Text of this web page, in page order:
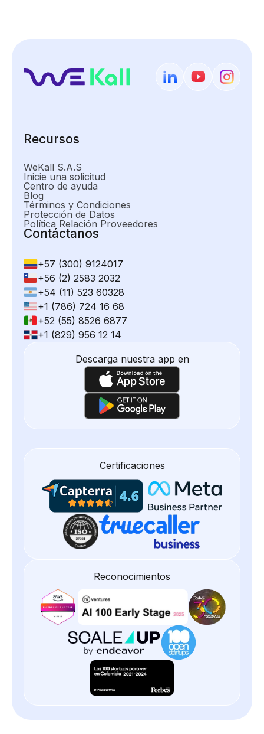
Recursos
WeKall S.A.S
Inicie una solicitud
Centro de ayuda
Blog
Términos y Condiciones
Protección de Datos
Política Relación Proveedores
Contáctanos
+57 (300) 9124017
+56 (2) 2583 2032
+54 (11) 523 60328
+1 (786) 724 16 68
+52 (55) 8526 6877
+1 (829) 956 12 14
Descarga nuestra app en
Certificaciones
Reconocimientos